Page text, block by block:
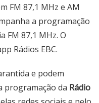
FM 87,1 MHz e AM
a programação
FM 87,1 MHz. O
Rádios EBC.
e podem
programação da Rádio